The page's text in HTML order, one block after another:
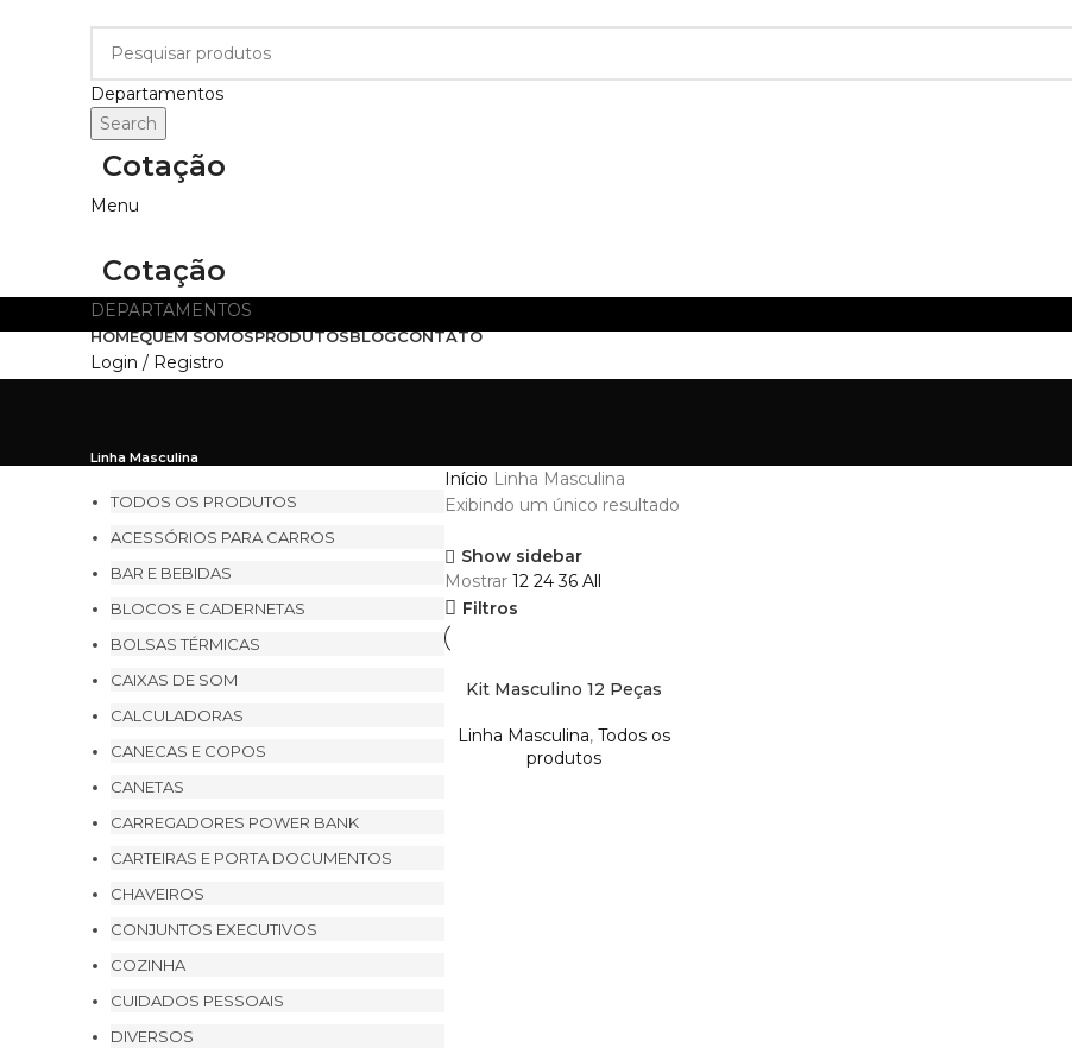
Departamentos
Search
Cotação
Menu
Cotação
DEPARTAMENTOS
HOMEQUEM SOMOSPRODUTOSBLOGCONTATO
Login / Registro
Linha Masculina
TODOS OS PRODUTOS
ACESSÓRIOS PARA CARROS
BAR E BEBIDAS
BLOCOS E CADERNETAS
BOLSAS TÉRMICAS
CAIXAS DE SOM
CALCULADORAS
CANECAS E COPOS
CANETAS
CARREGADORES POWER BANK
CARTEIRAS E PORTA DOCUMENTOS
CHAVEIROS
CONJUNTOS EXECUTIVOS
COZINHA
CUIDADOS PESSOAIS
DIVERSOS
Início Linha Masculina
Exibindo um único resultado
Show sidebar
Mostrar 12 2436 All
Filtros
Kit Masculino 12 Peças
Linha Masculina, Todos os
produtos